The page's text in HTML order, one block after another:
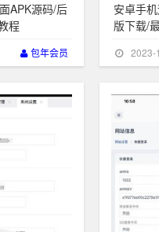
APK源码/后
程
包年会员
安卓手
版下载/
2023-